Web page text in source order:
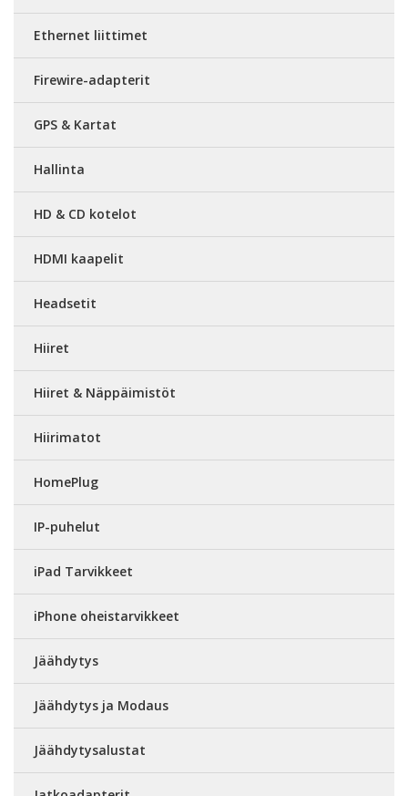
Ethernet liittimet
Firewire-adapterit
GPS & Kartat
Hallinta
HD & CD kotelot
HDMI kaapelit
Headsetit
Hiiret
Hiiret & Näppäimistöt
Hiirimatot
HomePlug
IP-puhelut
iPad Tarvikkeet
iPhone oheistarvikkeet
Jäähdytys
Jäähdytys ja Modaus
Jäähdytysalustat